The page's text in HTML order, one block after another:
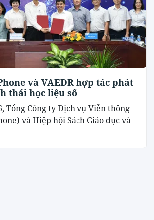
và VAEDR hợp tác phát
thái học liệu số
Tổng Công ty Dịch vụ Viễn thông
và Hiệp hội Sách Giáo dục và